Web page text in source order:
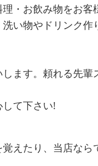
・お飲み物をお客
い物やドリンク作
ます。頼れる先
て下さい!
えたり、当店な